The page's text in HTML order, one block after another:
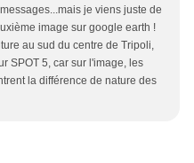
je viens juste de
image sur google earth !
au sud du centre de Tripoli,
SPOT 5, car sur l'image, les
la différence de nature des